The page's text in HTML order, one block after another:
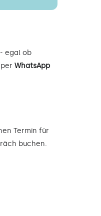
egal ob
WhatsApp
Termin für
buchen.